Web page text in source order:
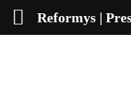
Reformys |